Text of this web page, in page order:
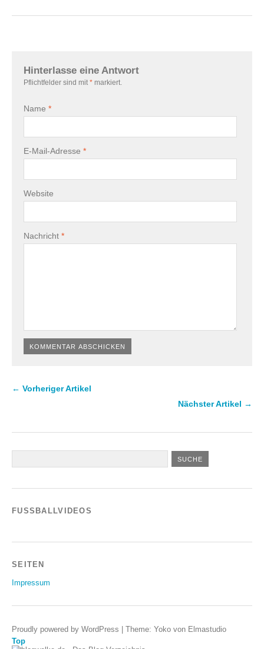
Hinterlasse eine Antwort
Pflichtfelder sind mit * markiert.
Name *
E-Mail-Adresse *
Website
Nachricht *
← Vorheriger Artikel
Nächster Artikel →
FUSSBALLVIDEOS
SEITEN
Impressum
Proudly powered by WordPress | Theme: Yoko von Elmastudio
Top